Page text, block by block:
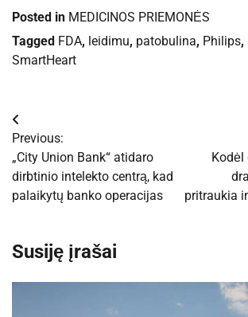
Posted in MEDICINOS PRIEMONĖS
Tagged FDA, leidimu, patobulina, Philips,
SmartHeart
Navigacija
tarp
įrašų
Previous:
„City Union Bank“ atidaro
dirbtinio intelekto centrą, kad
palaikytų banko operacijas
pritraukia
Susiję įrašai